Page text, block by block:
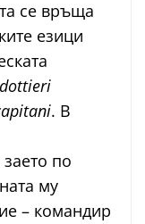
се връща
езици
. В
по
му
– командир